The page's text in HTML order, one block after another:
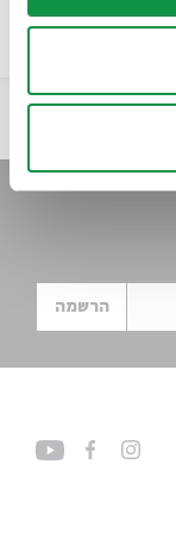
הרשמה